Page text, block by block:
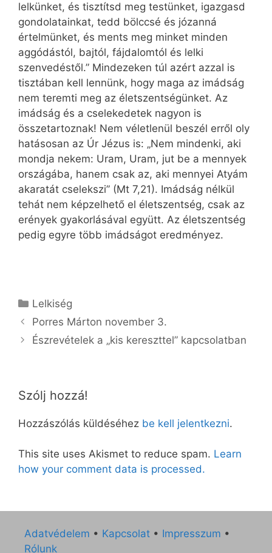
lelkünket, és tisztítsd meg testünket, igazgasd
gondolatainkat, tedd bölccsé és józanná
értelmünket, és ments meg minket minden
aggódástól, bajtól, fájdalomtól és lelki
szenvedéstől.” Mindezeken túl azért azzal is
tisztában kell lennünk, hogy maga az imádság
nem teremti meg az életszentségünket. Az
imádság és a cselekedetek nagyon is
összetartoznak! Nem véletlenül beszél erről oly
hatásosan az Úr Jézus is: „Nem mindenki, aki
mondja nekem: Uram, Uram, jut be a mennyek
országába, hanem csak az, aki mennyei Atyám
akaratát cselekszi” (Mt 7,21). Imádság nélkül
tehát nem képzelhető el életszentség, csak az
erények gyakorlásával együtt. Az életszentség
pedig egyre több imádságot eredményez.
Kategória
Lelkiség
Porres Márton november 3.
Észrevételek a „kis kereszttel” kapcsolatban
Szólj hozzá!
Hozzászólás küldéséhez be kell jelentkezni.
This site uses Akismet to reduce spam. Learn
how your comment data is processed.
Adatvédelem • Kapcsolat • Impresszum •
Rólunk